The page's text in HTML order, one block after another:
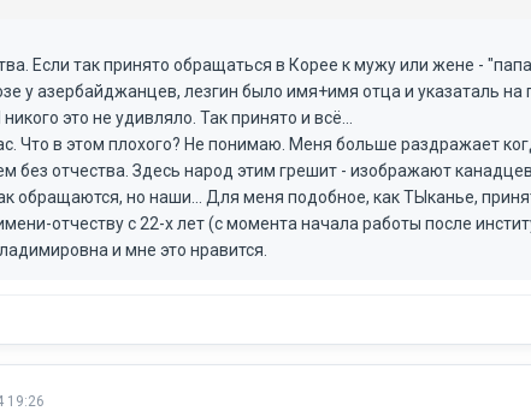
Если так принято обращаться в Корее к мужу или жене -
у азербайджанцев, лезгин было имя+имя отца и указаталь на
это не удивляло. Так принято и всё...
Что в этом плохого? Не понимаю. Меня больше раздражает
без отчества. Здесь народ этим грешит - изображают
обращаются, но наши... Для меня подобное, как ТЫканье,
отчеству с 22-х лет (с момента начала работы после
и мне это нравится.
19:26